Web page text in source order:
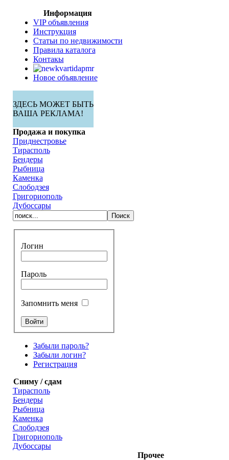
Информация
VIP объявления
Инструкция
Статьи по недвижимости
Правила каталога
Контакы
Новое объявление
ЗДЕСЬ МОЖЕТ БЫТЬ
ВАША РЕКЛАМА!
Продажа и покупка
Приднестровье
Тирасполь
Бендеры
Рыбница
Каменка
Слободзея
Григориополь
Дубоссары
Логин
Пароль
Запомнить меня
Забыли пароль?
Забыли логин?
Регистрация
Сниму / сдам
Тирасполь
Бендеры
Рыбница
Каменка
Слободзея
Григориополь
Дубоссары
Прочее